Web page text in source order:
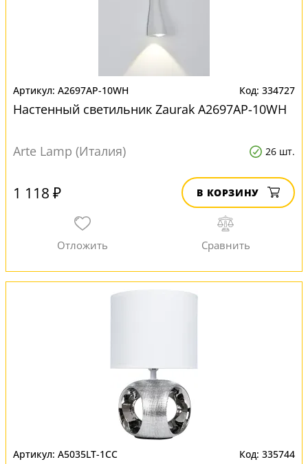
A2697AP-10WH 334727
Настенный светильник Zaurak A2697AP-10WH
Arte Lamp (Италия) 26 шт.
1 118 ₽ В КОРЗИНУ
A5035LT-1CC 335744